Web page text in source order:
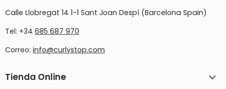
Calle Llobregat 14 1-1 Sant Joan Despí (Barcelona Spain)
Tel: +34 685 687 970
Correo: info@curlystop.com
Tienda Online